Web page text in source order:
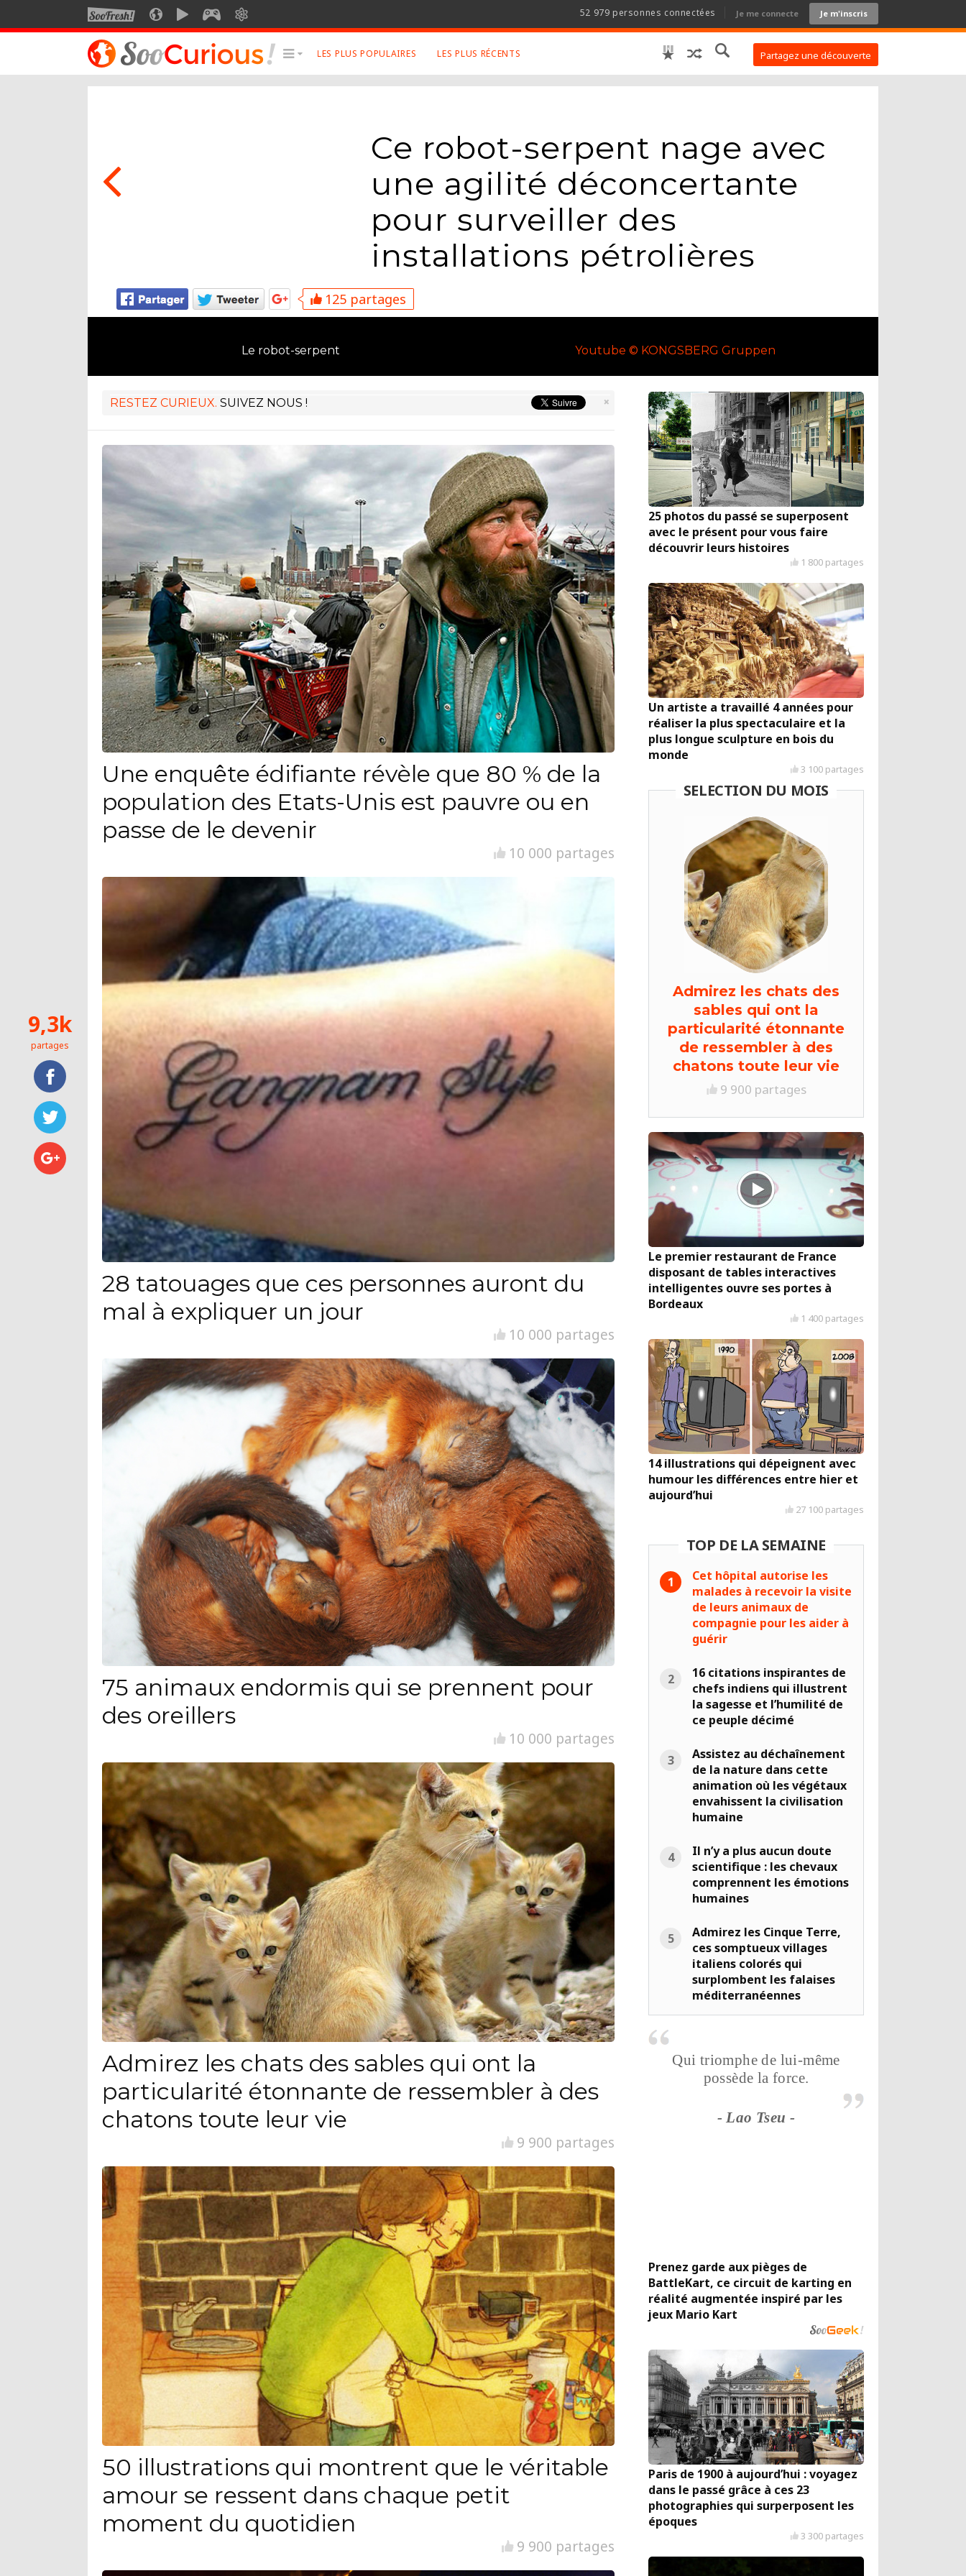
SOOFRESHSOOCURIOUSSOOMOTIONSOOGEEK Je me connecte Je m'inscris
52 979 personnes connectées
Photographies
Twitter
Google+
Mentions Légales
LES PLUS POPULAIRES LES PLUS RÉCENTS Partagez une découverte
Ce robot-serpent nage avec
une agilité déconcertante
pour surveiller des
installations pétrolières
125 partages
Le robot-serpent Youtube © KONGSBERG Gruppen
×
RESTEZ CURIEUX. SUIVEZ NOUS !
Une enquête édifiante révèle que 80 % de la
population des Etats-Unis est pauvre ou en
passe de le devenir
10 000 partages
28 tatouages que ces personnes auront du
mal à expliquer un jour
10 000 partages
75 animaux endormis qui se prennent pour
des oreillers
10 000 partages
Admirez les chats des sables qui ont la
particularité étonnante de ressembler à des
chatons toute leur vie
9 900 partages
50 illustrations qui montrent que le véritable
amour se ressent dans chaque petit
moment du quotidien
9 900 partages
25 photos du passé se superposent
avec le présent pour vous faire
découvrir leurs histoires
1 800 partages
Un artiste a travaillé 4 années pour
réaliser la plus spectaculaire et la
plus longue sculpture en bois du
monde
3 100 partages
SELECTION DU MOIS
Admirez les chats des
sables qui ont la
particularité étonnante
de ressembler à des
chatons toute leur vie
9 900 partages
Le premier restaurant de France
disposant de tables interactives
intelligentes ouvre ses portes à
Bordeaux
1 400 partages
14 illustrations qui dépeignent avec
humour les différences entre hier et
aujourd’hui
27 100 partages
TOP DE LA SEMAINE
Cet hôpital autorise les
malades à recevoir la visite
de leurs animaux de
compagnie pour les aider à
guérir
16 citations inspirantes de
chefs indiens qui illustrent
la sagesse et l’humilité de
ce peuple décimé
Assistez au déchaînement
de la nature dans cette
animation où les végétaux
envahissent la civilisation
humaine
Il n’y a plus aucun doute
scientifique : les chevaux
comprennent les émotions
humaines
Admirez les Cinque Terre,
ces somptueux villages
italiens colorés qui
surplombent les falaises
méditerranéennes
Qui triomphe de lui-même
possède la force.
- Lao Tseu -
Prenez garde aux pièges de
BattleKart, ce circuit de karting en
réalité augmentée inspiré par les
jeux Mario Kart
Paris de 1900 à aujourd’hui : voyagez
dans le passé grâce à ces 23
photographies qui surperposent les
époques
3 300 partages
9,3k
partages